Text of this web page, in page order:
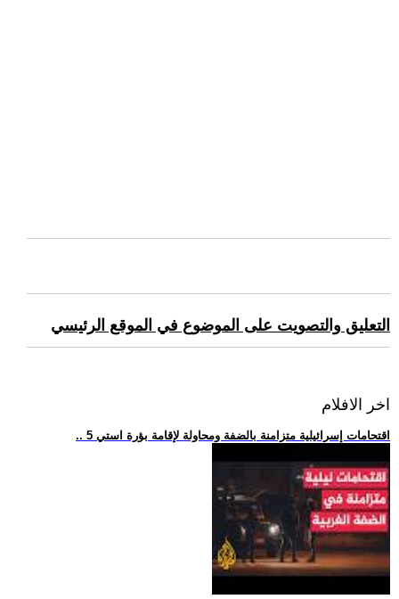
التعليق والتصويت على الموضوع في الموقع الرئيسي
اخر الافلام
.. 5 اقتحامات إسرائيلية متزامنة بالضفة ومحاولة لإقامة بؤرة استي